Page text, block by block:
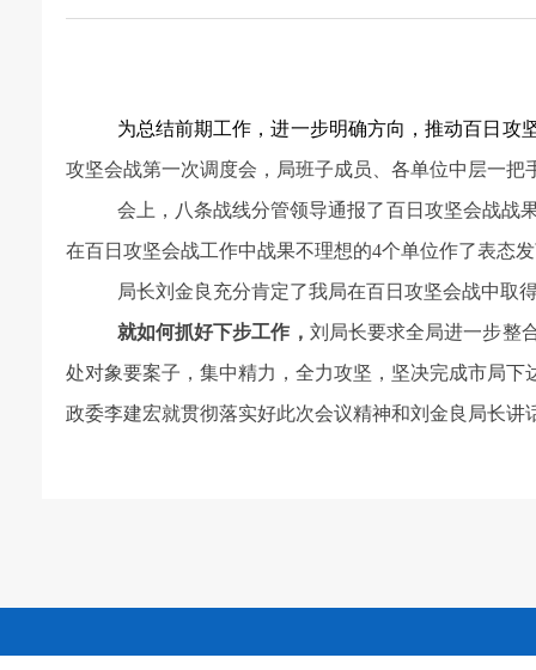
为总结前期工作，进一步明确方向，推动百日攻
攻坚会战第一次调度会，局班子成员、各单位中层一
会上，八条战线分管领导通报了百日攻坚会战战
在百日攻坚会战工作中战果不理想的4个单位作了表态
局长刘金良充分肯定了我局在百日攻坚会战中取
就如何抓好下步工作， 刘局长要求全局进一步整
处对象要案子，集中精力，全力攻坚，坚决完成市局
政委李建宏就贯彻落实好此次会议精神和刘金良局长讲